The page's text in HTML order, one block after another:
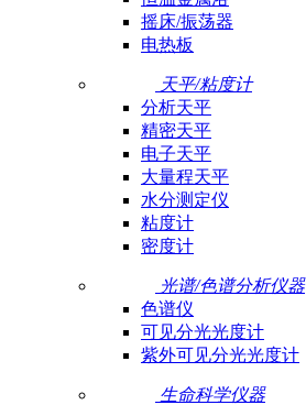
摇床/振荡器
电热板
天平/粘度计
分析天平
精密天平
电子天平
大量程天平
水分测定仪
粘度计
密度计
光谱/色谱分析仪器
色谱仪
可见分光光度计
紫外可见分光光度计
生命科学仪器